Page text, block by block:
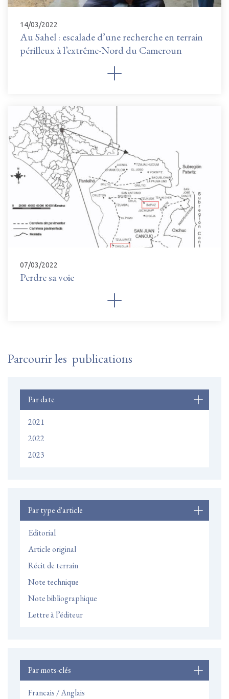
14/03/2022
Au Sahel : escalade d’une recherche en terrain
périlleux à l’extrême-Nord du Cameroun
07/03/2022
Perdre sa voie
Parcourir les publications
Par date
2021
2022
2023
Par type d'article
Editorial
Article original
Récit de terrain
Note technique
Note bibliographique
Lettre à l’éditeur
Par mots-clés
Francais / Anglais